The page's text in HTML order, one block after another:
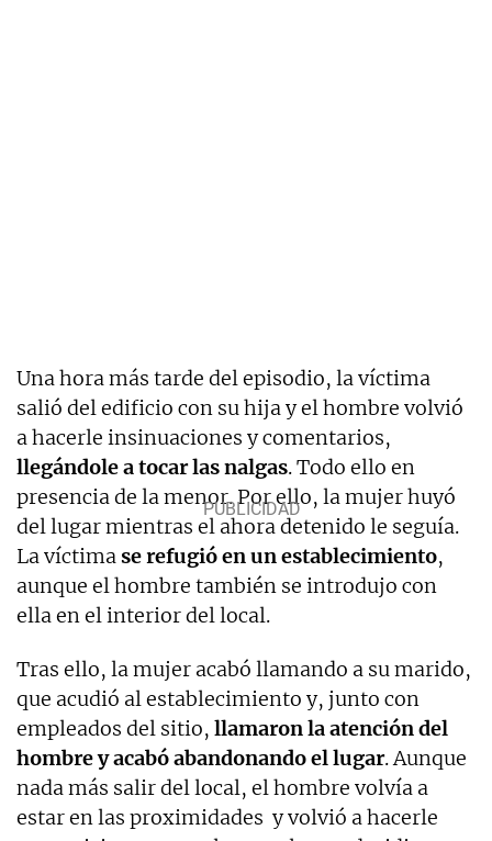
Una hora más tarde del episodio, la víctima
salió del edificio con su hija y el hombre volvió
a hacerle insinuaciones y comentarios,
llegándole a tocar las nalgas. Todo ello en
presencia de la menor. Por ello, la mujer huyó
del lugar mientras el ahora detenido le seguía.
La víctimase refugió en un establecimiento,
aunque el hombre también se introdujo con
ella en el interior del local.
Tras ello, la mujer acabó llamando a su marido,
que acudió al establecimiento y, junto con
empleados del sitio, llamaron la atención del
hombre y acabó abandonando el lugar. Aunque
nada más salir del local, el hombre volvía a
estar en las proximidades y volvió a hacerle